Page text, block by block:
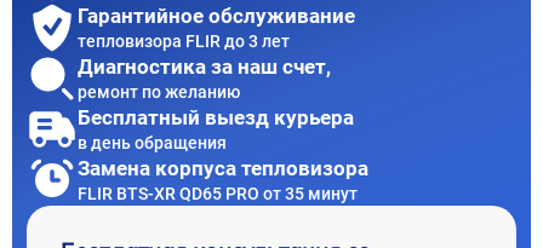
Гарантийное обслуживание
тепловизора FLIR до 3 лет
Диагностика за наш счет,
ремонт по желанию
Бесплатный выезд курьера
в день обращения
Замена корпуса тепловизора
FLIR BTS-XR QD65 PRO от 35 минут